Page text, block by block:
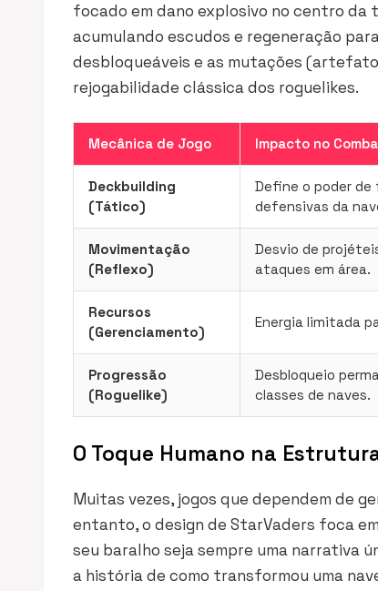
focado em dano explosivo no centro da
acumulando escudos e regeneração
desbloqueáveis e as mutações
rejogabilidade clássica dos roguelikes.
Mecânica de Jogo Impacto no
Deckbuilding
(Tático)
Define o poder de
defensivas da
Movimentação
(Reflexo)
Desvio de
ataques em área.
Recursos
(Gerenciamento)
Energia limitada
Progressão
(Roguelike)
Desbloqueio
classes de naves.
O Toque Humano na
Muitas vezes, jogos que dependem de
entanto, o design de StarVaders foca
seu baralho seja sempre uma narrativa
a história de como transformou uma